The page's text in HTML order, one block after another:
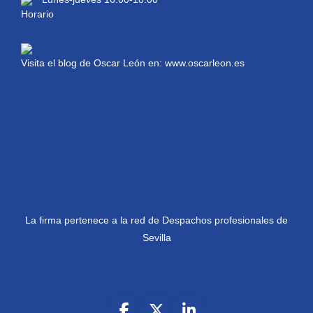
Visita el blog de Oscar León en: www.oscarleon.es
La firma pertenece a la red de Despachos profesionales de
Sevilla